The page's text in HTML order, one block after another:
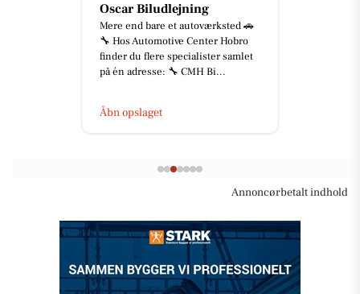
Oscar Biludlejning
Mere end bare et autoværksted 🚗
🔧 Hos Automotive Center Hobro
finder du flere specialister samlet
på én adresse: 🔧 CMH Bi...
Åbn opslaget
Annoncørbetalt indhold